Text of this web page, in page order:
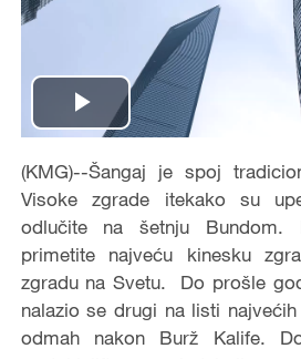
Play
Video
(KMG)--Šangaj je spoj
Visoke zgrade itekako su
odlučite na šetnju
primetite najveću kinesku
zgradu na Svetu. Do prošle
nalazio se drugi na listi
odmah nakon Burž Kalife.